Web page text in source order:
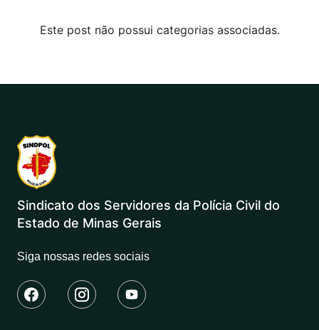
Este post não possui categorias associadas.
Sindicato dos Servidores da Polícia Civil do
Estado de Minas Gerais
Siga nossas redes sociais